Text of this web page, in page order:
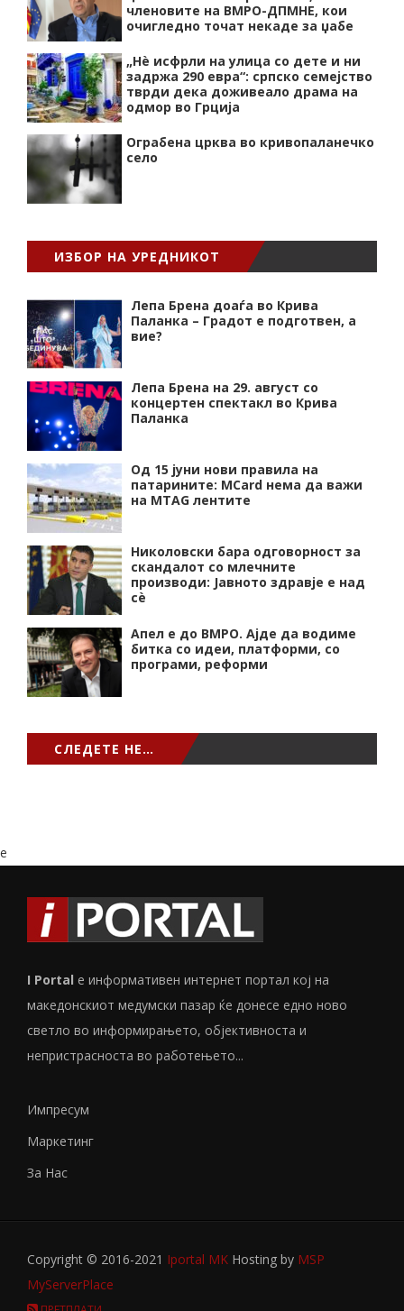
членовите на ВМРО-ДПМНЕ, кои
очигледно точат некаде за џабе
„Нѐ исфрли на улица со дете и ни
задржа 290 евра“: српско семејство
тврди дека доживеало драма на
одмор во Грција
Ограбена црква во кривопаланечко
село
ИЗБОР НА УРЕДНИКОТ
Лепа Брена доаѓа во Крива
Паланка – Градот е подготвен, а
вие?
Лепа Брена на 29. август со
концертен спектакл во Крива
Паланка
Од 15 јуни нови правила на
патарините: MCard нема да важи
на MTAG лентите
Николовски бара одговорност за
скандалот со млечните
производи: Јавното здравје е над
сѐ
Апел е до ВМРО. Ајде да водиме
битка со идеи, платформи, со
програми, реформи
СЛЕДЕТЕ НЕ…
e
I Portal е информативен интернет портал кој на
македонскиот медумски пазар ќе донесе едно ново
светло во информирањето, објективноста и
непристрасноста во работењето...
Импресум
Маркетинг
За Нас
Copyright © 2016-2021 Iportal MK Hosting by MSP
MyServerPlace